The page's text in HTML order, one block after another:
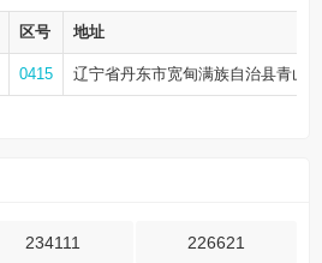
区号 地址
0415 辽宁省丹东市宽甸满族自治县青山
234111 226621